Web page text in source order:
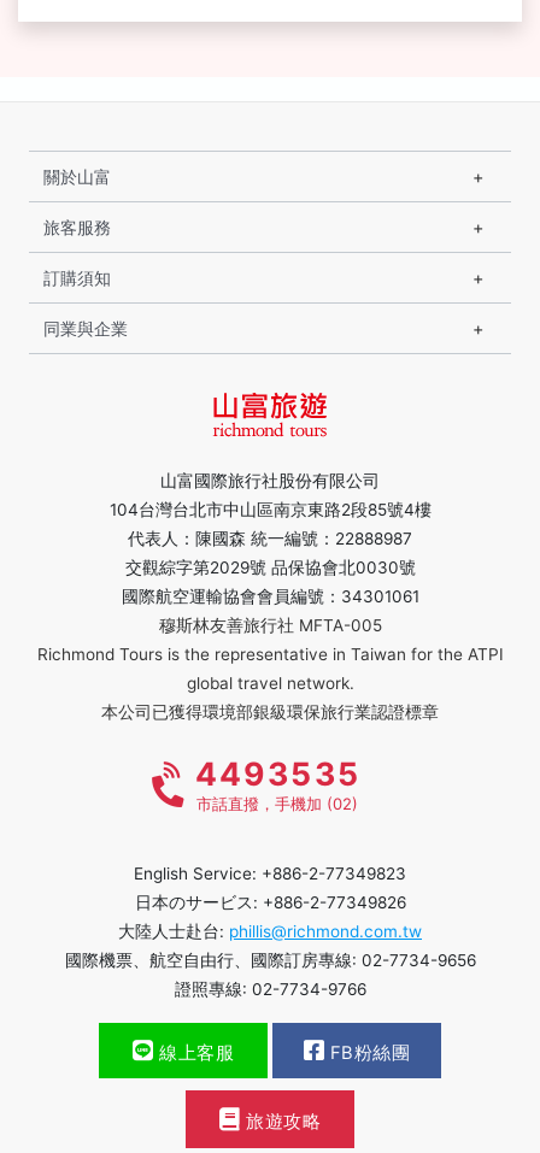
山富國際旅行社股份有限公司
104台灣台北市中山區南京東路2段85號4樓
代表人：陳國森 統一編號：22888987
交觀綜字第2029號 品保協會北0030號
國際航空運輸協會會員編號：34301061
穆斯林友善旅行社 MFTA-005
Richmond Tours is the representative in Taiwan for the ATPI
global travel network.
本公司已獲得環境部銀級環保旅行業認證標章
關於山富
旅客服務
訂購須知
同業與企業
4493535
市話直撥，手機加 (02)
English Service: +886-2-77349823
日本のサービス: +886-2-77349826
大陸人士赴台: phillis@richmond.com.tw
國際機票、航空自由行、國際訂房專線: 02-7734-9656
證照專線: 02-7734-9766
線上客服 FB粉絲團
旅遊攻略